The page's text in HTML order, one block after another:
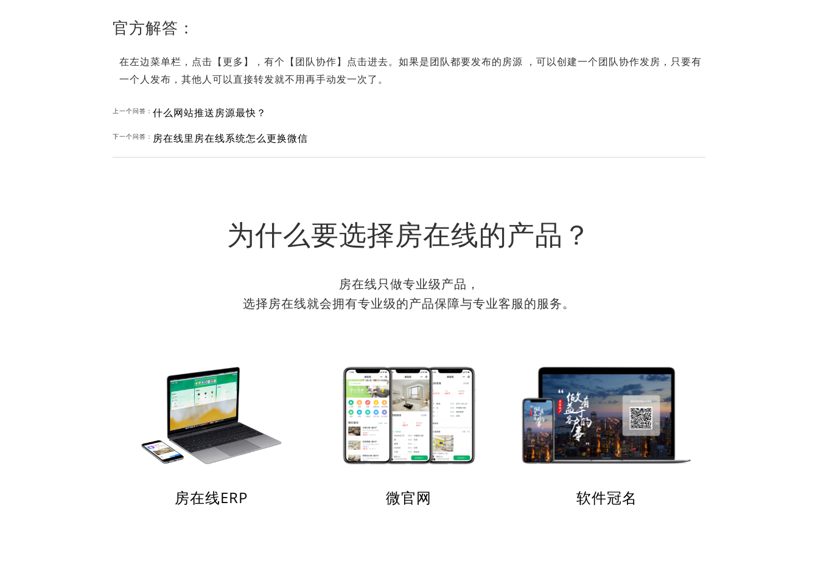
官方解答：
在左边菜单栏，点击【更多】，有个【团队协作】点击进去。如果是团队都要发布的房源 ，可以创建一个团队协作发房，只要有
一个人发布，其他人可以直接转发就不用再手动发一次了。
上一个问答： 什么网站推送房源最快？
下一个问答： 房在线里房在线系统怎么更换微信
为什么要选择房在线的产品？
房在线只做专业级产品，
选择房在线就会拥有专业级的产品保障与专业客服的服务。
房在线ERP 微官网 软件冠名